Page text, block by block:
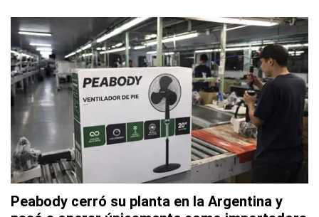
Peabody cerró su planta en la Argentina y